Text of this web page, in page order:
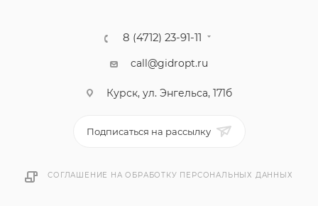
8 (4712) 23-91-11
call@gidropt.ru
Курск, ул. Энгельса, 171б
Подписаться на рассылку
СОГЛАШЕНИЕ НА ОБРАБОТКУ ПЕРСОНАЛЬНЫХ ДАННЫХ